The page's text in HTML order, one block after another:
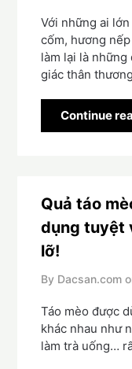
Với những ai
cốm, hương
làm lại là
giác thân
Continue
Quả táo
dụng tuyệt
lỡ!
By Dacsan.com
Táo mèo được
khác nhau như
làm trà uống…